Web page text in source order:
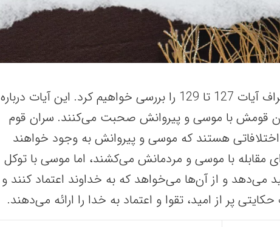
در این مقاله، سوره أعراف آیات 127 تا 129 را بررسی خواهیم کرد. این آیات درباره
قومش با موسی و پیروانش صحبت می‌کنند. سران قوم
هستند که موسی و پیروانش به وجود خواهند
مقابله با موسی و مردمانش می‌کشند، اما موسی با توکل
می‌دهد و از آن‌ها می‌خواهد که به خداوند اعتماد کنند و
پر از امید، تقوا و اعتماد به خدا را ارائه می‌دهند.